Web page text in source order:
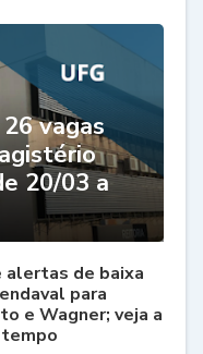
vagas
20/03 a
de baixa
para
e Wagner; veja a